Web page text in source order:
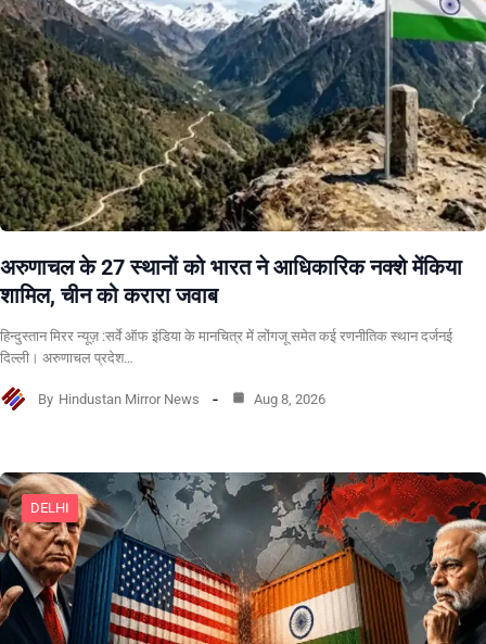
अरुणाचल के 27 स्थानों को भारत ने आधिकारिक नक्शे मेंकिया
शामिल, चीन को करारा जवाब
हिन्दुस्तान मिरर न्यूज़ :सर्वे ऑफ इंडिया के मानचित्र में लोंगजू समेत कई रणनीतिक स्थान दर्जनई
दिल्ली। अरुणाचल प्रदेश…
By Hindustan Mirror News Aug 8, 2026
DELHI